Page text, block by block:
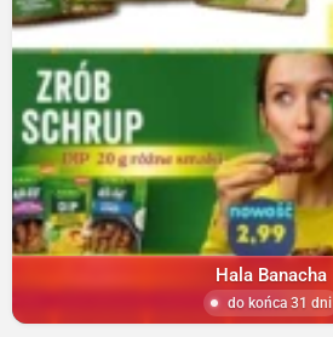
Hala Banacha
do końca 31 dni